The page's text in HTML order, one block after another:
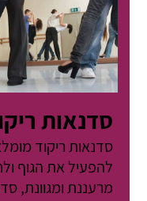
סדנאות
סדנאות ריקוד
להפעיל את הגוף
מרעננת ומגוונת,